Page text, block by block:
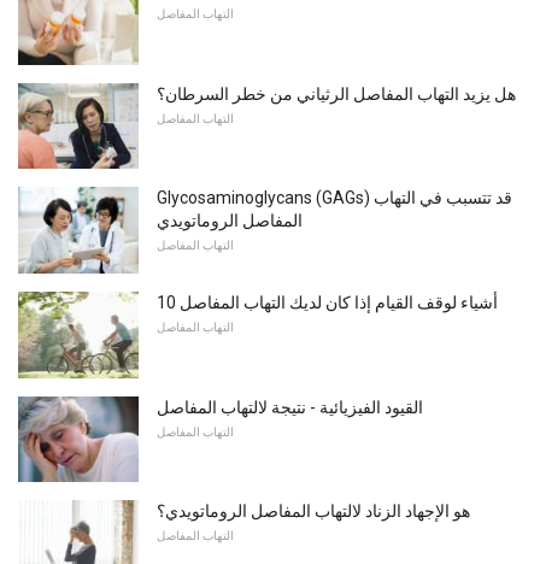
التهاب المفاصل
هل يزيد التهاب المفاصل الرثياني من خطر السرطان؟
التهاب المفاصل
Glycosaminoglycans (GAGs) قد تتسبب في التهاب
المفاصل الروماتويدي
التهاب المفاصل
10 أشياء لوقف القيام إذا كان لديك التهاب المفاصل
التهاب المفاصل
القيود الفيزيائية - نتيجة لالتهاب المفاصل
التهاب المفاصل
هو الإجهاد الزناد لالتهاب المفاصل الروماتويدي؟
التهاب المفاصل